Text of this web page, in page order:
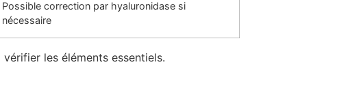
Possible correction par hyaluronidase si
nécessaire
les éléments essentiels.